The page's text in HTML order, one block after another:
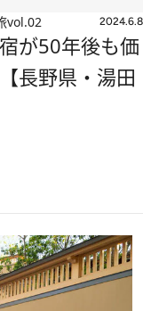
vol.02 2024.6.8
が50年後も価
長野県・湯田